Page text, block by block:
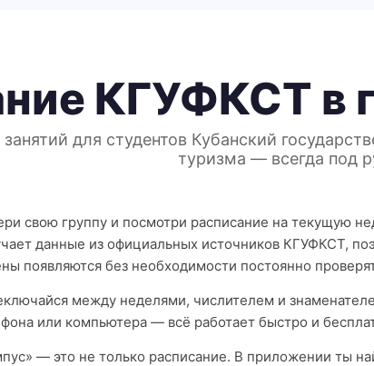
КГУФКСТ в
для студентов Кубанский
туризма — всегда под
свою группу и посмотри расписание на текущую
данные из официальных источников КГУФКСТ,
появляются без необходимости постоянно
между неделями, числителем и
или компьютера — всё работает быстро и
— это не только расписание. В приложении ты